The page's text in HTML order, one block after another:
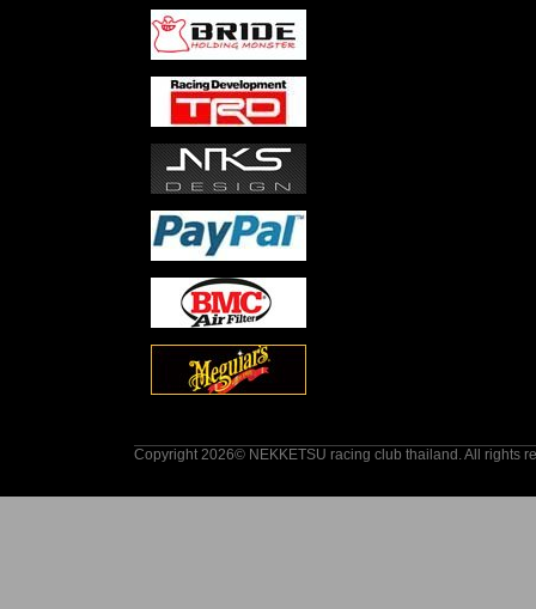
Copyright 2026© NEKKETSU racing club thailand. All rights